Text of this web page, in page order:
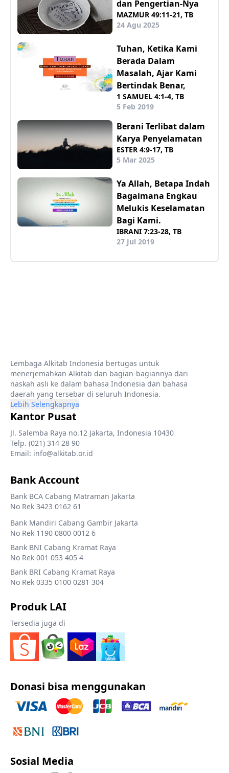
dan Pengertian-Nya
MAZMUR 49:11-21, TB
24 Agu 2025
Tuhan, Ketika Kami
Berada Dalam
Masalah, Ajar Kami
Bertindak Benar,
1 SAMUEL 4:1-4, TB
5 Feb 2019
Berani Terlibat dalam
Karya Penyelamatan
ESTER 4:9-17, TB
5 Mar 2025
Ya Allah, Betapa Indah
Bagaimana Engkau
Melukis Keselamatan
Bagi Kami.
IBRANI 7:23-28, TB
27 Jul 2019
Lembaga Alkitab Indonesia bertugas untuk
menerjemahkan Alkitab dan bagian-bagiannya dari
naskah asli ke dalam bahasa Indonesia dan bahasa
daerah yang tersebar di seluruh Indonesia.
Lebih Selengkapnya
Kantor Pusat
Jl. Salemba Raya no.12 Jakarta, Indonesia 10430
Telp. (021) 314 28 90
Email: info@alkitab.or.id
Bank Account
Bank BCA Cabang Matraman Jakarta
No Rek 3423 0162 61
Bank Mandiri Cabang Gambir Jakarta
No Rek 1190 0800 0012 6
Bank BNI Cabang Kramat Raya
No Rek 001 053 405 4
Bank BRI Cabang Kramat Raya
No Rek 0335 0100 0281 304
Produk LAI
Tersedia juga di
Donasi bisa menggunakan
Sosial Media